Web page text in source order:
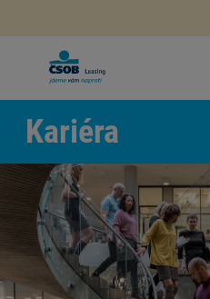
Kariéra